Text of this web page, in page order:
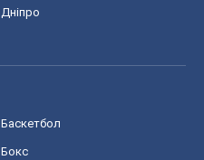
Дніпро
Баскетбол
Бокс